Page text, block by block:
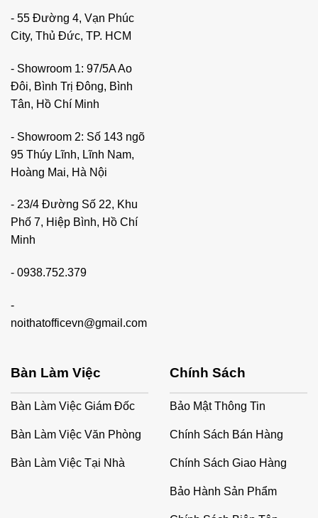
- 55 Đường 4, Vạn Phúc
City, Thủ Đức, TP. HCM
- Showroom 1: 97/5A Ao
Đôi, Bình Trị Đông, Bình
Tân, Hồ Chí Minh
- Showroom 2: Số 143 ngõ
95 Thúy Lĩnh, Lĩnh Nam,
Hoàng Mai, Hà Nội
- 23/4 Đường Số 22, Khu
Phố 7, Hiệp Bình, Hồ Chí
Minh
- 0938.752.379
-
noithatofficevn@gmail.com
Bàn Làm Việc
Bàn Làm Việc Giám Đốc
Bàn Làm Việc Văn Phòng
Bàn Làm Việc Tại Nhà
Chính Sách
Bảo Mật Thông Tin
Chính Sách Bán Hàng
Chính Sách Giao Hàng
Bảo Hành Sản Phẩm